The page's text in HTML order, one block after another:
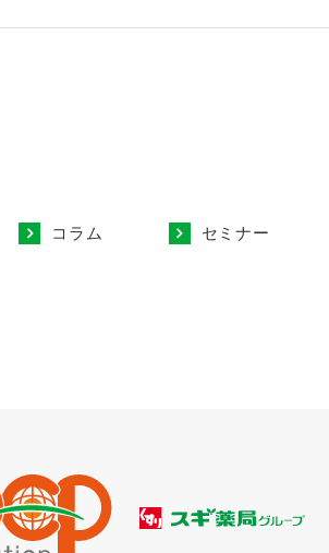
コラム セミナー